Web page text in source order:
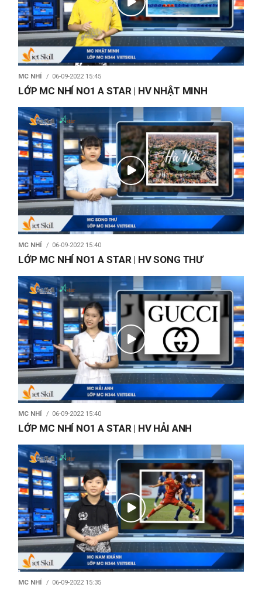
MC NHÍ 06-09-2022 15:45
LỚP MC NHÍ NO1 A STAR | HV NHẬT MINH
MC NHÍ 06-09-2022 15:40
LỚP MC NHÍ NO1 A STAR | HV SONG THƯ
MC NHÍ 06-09-2022 15:40
LỚP MC NHÍ NO1 A STAR | HV HẢI ANH
MC NHÍ 06-09-2022 15:35